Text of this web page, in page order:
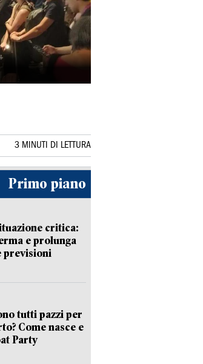
3 MINUTI DI LETTURA
Primo piano
critica:
e prolunga
previsioni
tutti pazzi per
Come nasce e
Party